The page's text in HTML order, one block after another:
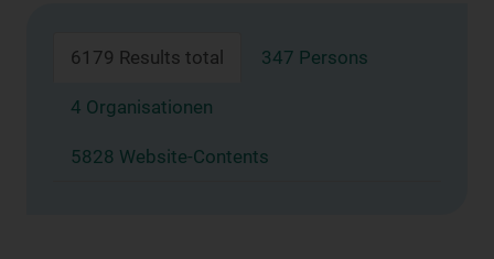
6179 Results total 347 Persons
4 Organisationen
5828 Website-Contents